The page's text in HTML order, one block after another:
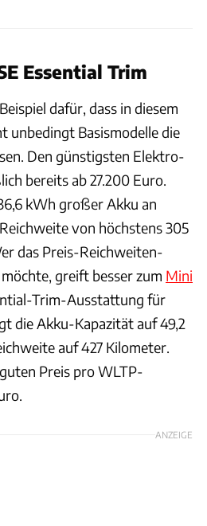
Essential Trim
dafür, dass in diesem
unbedingt Basismodelle die
Den günstigsten Elektro-
bereits ab 27.200 Euro.
kWh großer Akku an
von höchstens 305
das Preis-Reichweiten-
greift besser zum Mini
Trim-Ausstattung für
die Akku-Kapazität auf 49,2
auf 427 Kilometer.
Preis pro WLTP-
ANZEIGE